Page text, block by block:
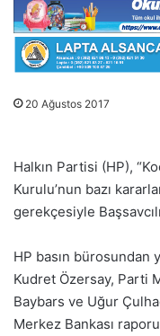
20 Ağustos 2017
Halkın Partisi (HP),
Kurulu’nun bazı
gerekçesiyle
HP basın bürosundan
Kudret Özersay, Parti
Baybars ve Uğur
Merkez Bankası